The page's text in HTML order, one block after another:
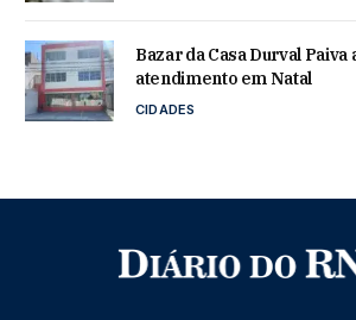
Bazar da Casa Durval
atendimento em Natal
CIDADES